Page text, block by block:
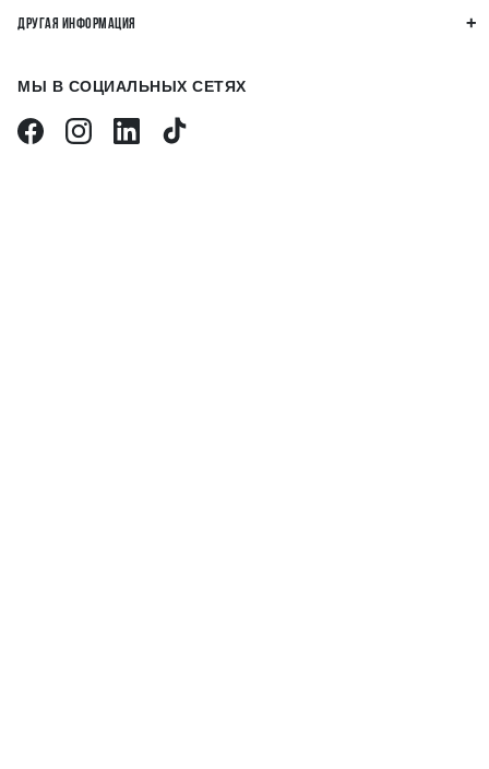
ДРУГАЯ ИНФОРМАЦИЯ
МЫ В СОЦИАЛЬНЫХ СЕТЯХ